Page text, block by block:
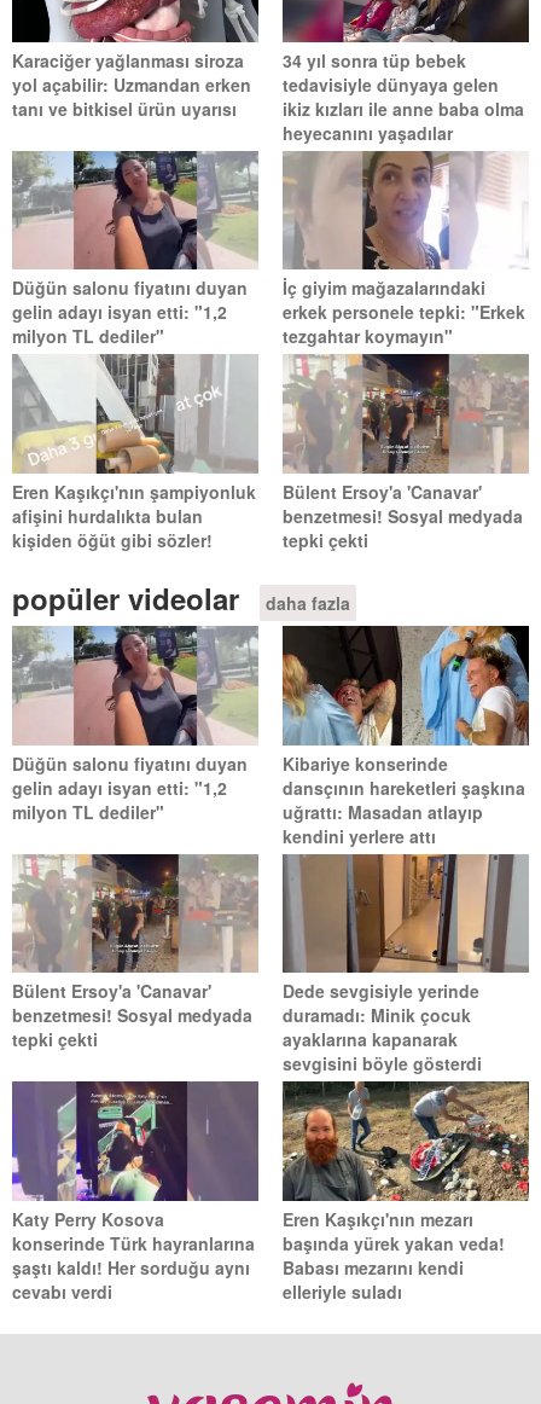
Karaciğer yağlanması siroza
yol açabilir: Uzmandan erken
tanı ve bitkisel ürün uyarısı
34 yıl sonra tüp bebek
tedavisiyle dünyaya gelen
ikiz kızları ile anne baba olma
heyecanını yaşadılar
Düğün salonu fiyatını duyan
gelin adayı isyan etti: "1,2
milyon TL dediler"
İç giyim mağazalarındaki
erkek personele tepki: "Erkek
tezgahtar koymayın"
Eren Kaşıkçı'nın şampiyonluk
afişini hurdalıkta bulan
kişiden öğüt gibi sözler!
Bülent Ersoy'a 'Canavar'
benzetmesi! Sosyal medyada
tepki çekti
popüler videolar daha fazla
Düğün salonu fiyatını duyan
gelin adayı isyan etti: "1,2
milyon TL dediler"
Kibariye konserinde
dansçının hareketleri şaşkına
uğrattı: Masadan atlayıp
kendini yerlere attı
Bülent Ersoy'a 'Canavar'
benzetmesi! Sosyal medyada
tepki çekti
Dede sevgisiyle yerinde
duramadı: Minik çocuk
ayaklarına kapanarak
sevgisini böyle gösterdi
Katy Perry Kosova
konserinde Türk hayranlarına
şaştı kaldı! Her sorduğu aynı
cevabı verdi
Eren Kaşıkçı'nın mezarı
başında yürek yakan veda!
Babası mezarını kendi
elleriyle suladı